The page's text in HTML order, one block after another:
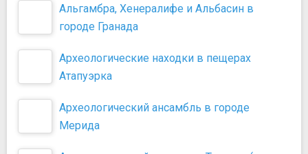
Альгамбра, Хенералифе и Альбасин в
городе Гранада
Археологические находки в пещерах
Атапуэрка
Археологический ансамбль в городе
Мерида